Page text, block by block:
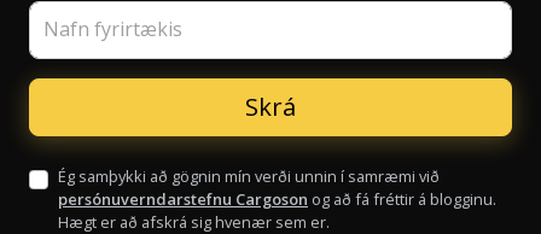
Nafn fyrirtækis
Ég samþykki að gögnin mín verði unnin í samræmi við
persónuverndarstefnu Cargoson og að fá fréttir á blogginu.
Hægt er að afskrá sig hvenær sem er.